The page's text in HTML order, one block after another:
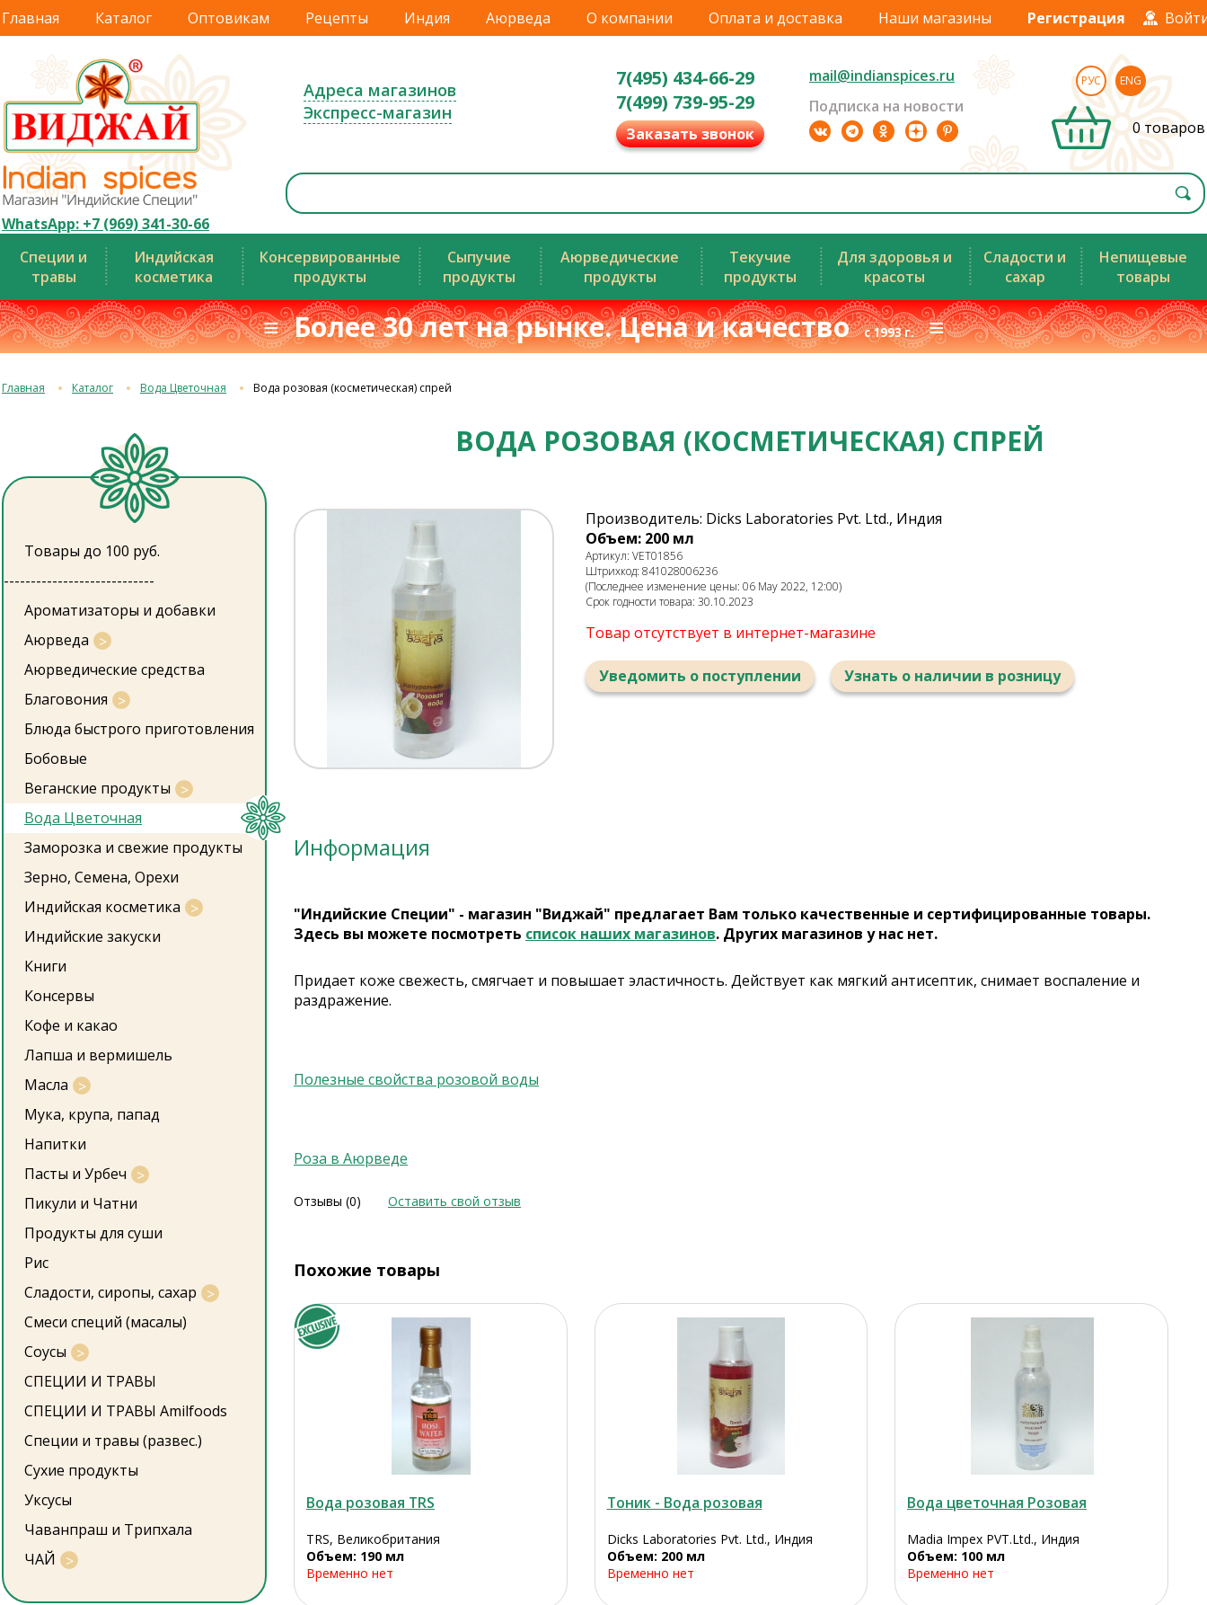
Главная Каталог Оптовикам Рецепты Индия Аюрведа О компании Оплата и доставка Наши магазины Регистрация
WhatsApp: +7 (969) 341-30-66
Адреса магазинов
Экспресс-магазин
7(495) 434-66-29
7(499) 739-95-29
Заказать звонок
mail@indianspices.ru
Подписка на новости
РУС ENG
0 товаров
Специи и
травы
Индийская
косметика
Консервированные
продукты
Сыпучие
продукты
Аюрведические
продукты
Текучие
продукты
Для здоровья и
красоты
Сладости и
сахар
Непищевые
товары
≡ Более 30 лет на рынке. Цена и качествос 1993 г.≡
Главная Каталог Вода Цветочная Вода розовая (косметическая) спрей
Товары до 100 руб.
----------------------------
Ароматизаторы и добавки
Аюрведа
Аюрведические средства
Благовония
Блюда быстрого приготовления
Бобовые
Веганские продукты
Вода Цветочная
Заморозка и свежие продукты
Зерно, Семена, Орехи
Индийская косметика
Индийские закуски
Книги
Консервы
Кофе и какао
Лапша и вермишель
Масла
Мука, крупа, папад
Напитки
Пасты и Урбеч
Пикули и Чатни
Продукты для суши
Рис
Сладости, сиропы, сахар
Смеси специй (масалы)
Соусы
СПЕЦИИ И ТРАВЫ
СПЕЦИИ И ТРАВЫ Amilfoods
Специи и травы (развес.)
Сухие продукты
Уксусы
Чаванпраш и Трипхала
ЧАЙ
ВОДА РОЗОВАЯ (КОСМЕТИЧЕСКАЯ) СПРЕЙ
Производитель: Dicks Laboratories Pvt. Ltd., Индия
Объем: 200 мл
Артикул: VET01856
Штрихкод: 841028006236
(Последнее изменение цены: 06 May 2022, 12:00)
Срок годности товара: 30.10.2023
Товар отсутствует в интернет-магазине
Уведомить о поступлении Узнать о наличии в розницу
Информация
"Индийские Специи" - магазин "Виджай" предлагает Вам только качественные и сертифицированные товары.
Здесь вы можете посмотреть список наших магазинов. Других магазинов у нас нет.
Придает коже свежесть, смягчает и повышает эластичность. Действует как мягкий антисептик, снимает воспаление и
раздражение.
Полезные свойства розовой воды
Роза в Аюрведе
Отзывы (0) Оставить свой отзыв
Похожие товары
Вода розовая TRS
TRS, Великобритания
Объем: 190 мл
Временно нет
Тоник - Вода розовая
Dicks Laboratories Pvt. Ltd., Индия
Объем: 200 мл
Временно нет
Вода цветочная Розовая
Madia Impex PVT.Ltd., Индия
Объем: 100 мл
Временно нет